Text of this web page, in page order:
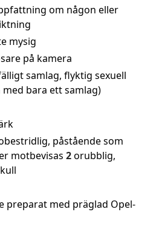
om någon eller
mysig
på kamera
samlag, flyktig sexuell
bara ett samlag)
påstående som
motbevisas 2orubblig,
preparat med präglad Opel-